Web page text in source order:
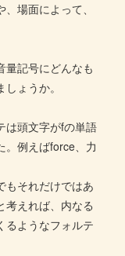
場面によって、
量記号にどんなも
ょうか。
は頭文字がfの単語
。例えばforce、力
もそれだけではあ
考えれば、内なる
るようなフォルテ